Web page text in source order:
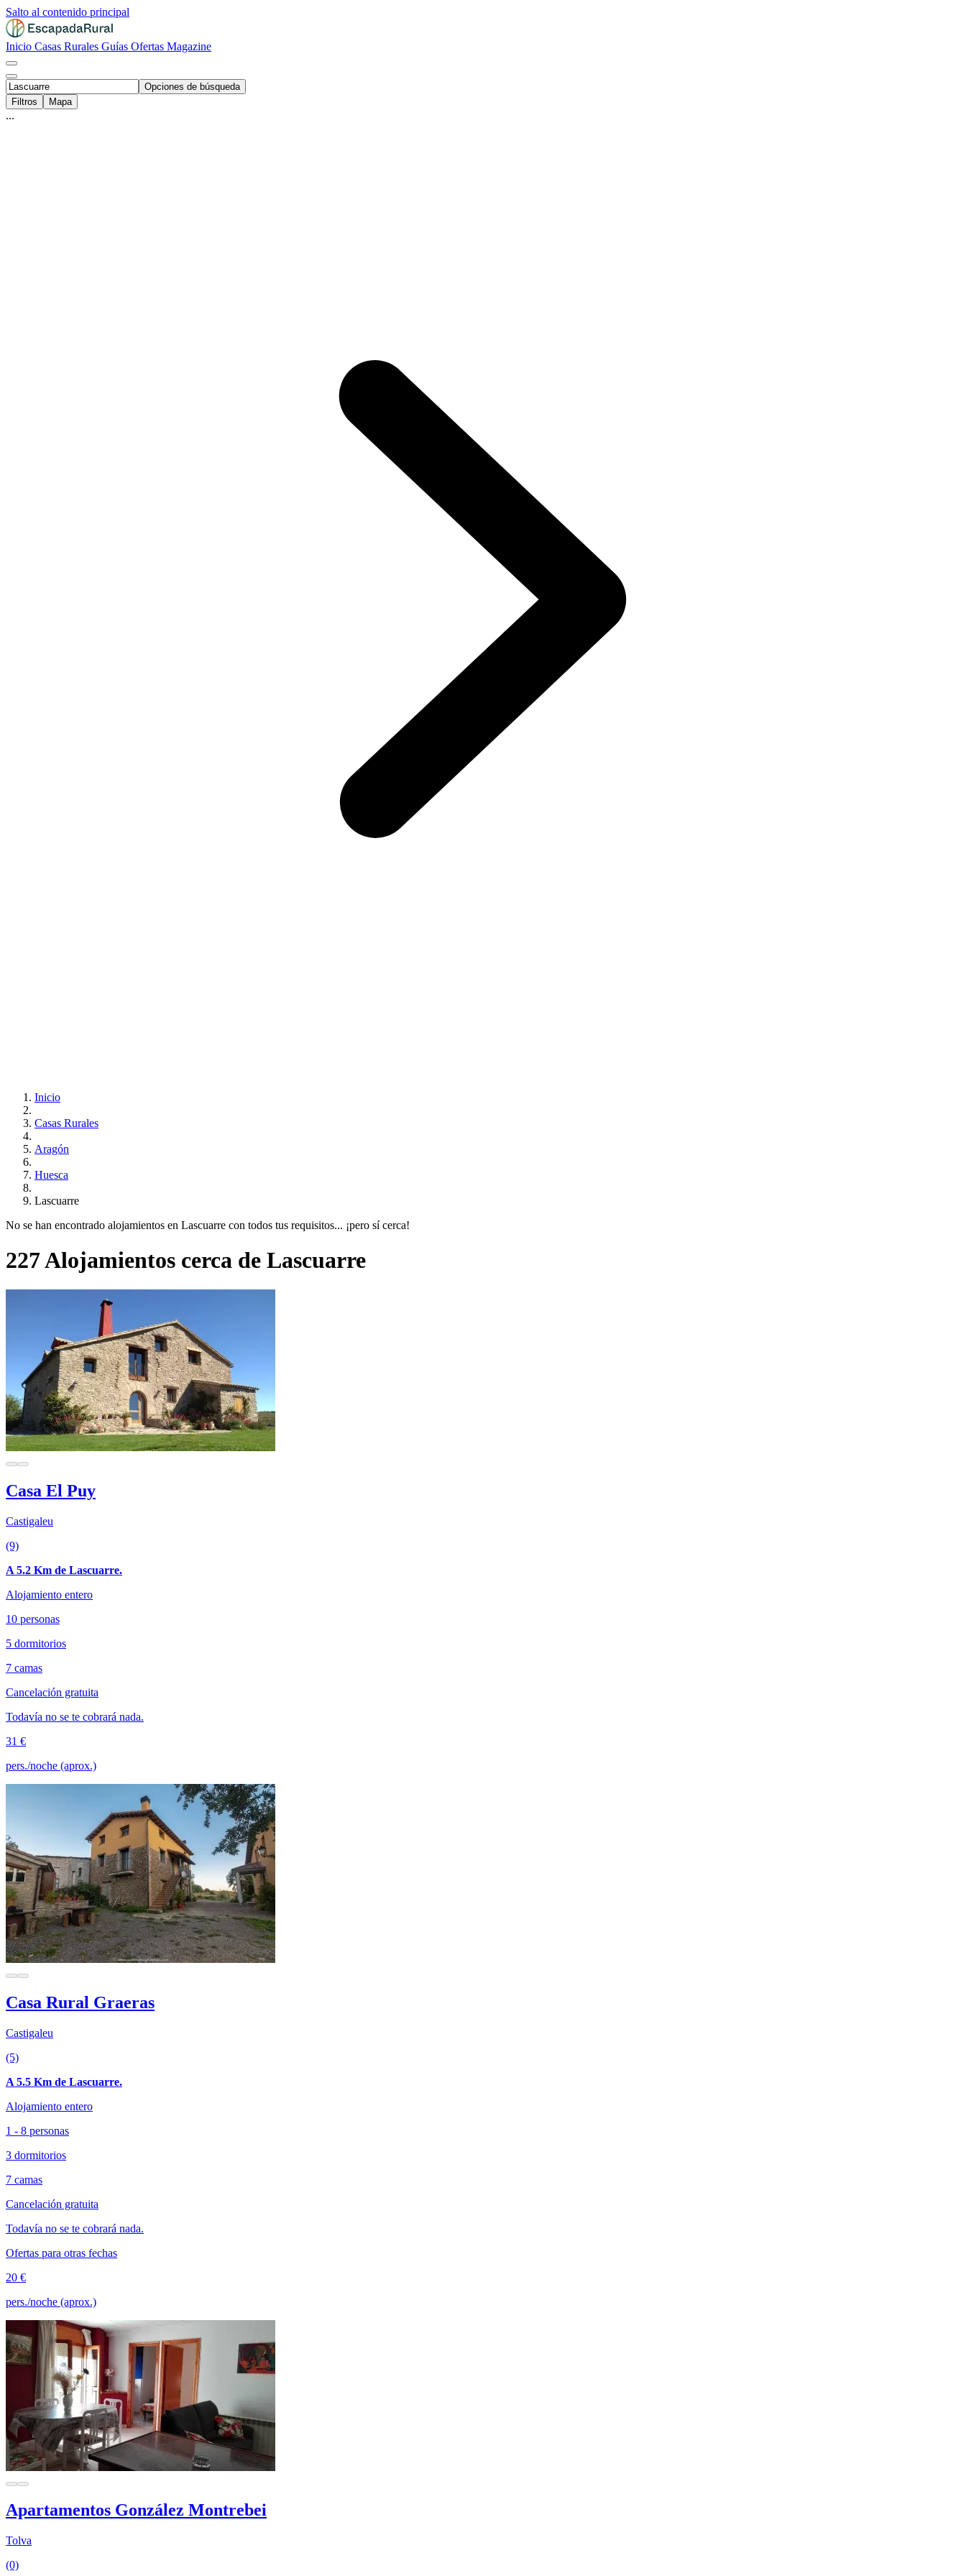
Salto al contenido principal
Inicio Casas Rurales Guías Ofertas Magazine
Opciones de búsqueda
Filtros
Mapa
...
Inicio
Casas Rurales
Aragón
Huesca
Lascuarre
No se han encontrado alojamientos en Lascuarre con todos tus requisitos... ¡pero sí cerca!
227 Alojamientos cerca de Lascuarre
Casa El Puy
Castigaleu
(9)
A 5.2 Km de Lascuarre.
Alojamiento entero
10 personas
5 dormitorios
7 camas
Cancelación gratuita
Todavía no se te cobrará nada.
31 €
pers./noche (aprox.)
Casa Rural Graeras
Castigaleu
(5)
A 5.5 Km de Lascuarre.
Alojamiento entero
1 - 8 personas
3 dormitorios
7 camas
Cancelación gratuita
Todavía no se te cobrará nada.
Ofertas para otras fechas
20 €
pers./noche (aprox.)
Apartamentos González Montrebei
Tolva
(0)